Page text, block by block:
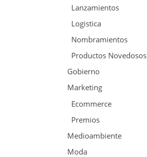
Lanzamientos
Logistica
Nombramientos
Productos Novedosos
Gobierno
Marketing
Ecommerce
Premios
Medioambiente
Moda